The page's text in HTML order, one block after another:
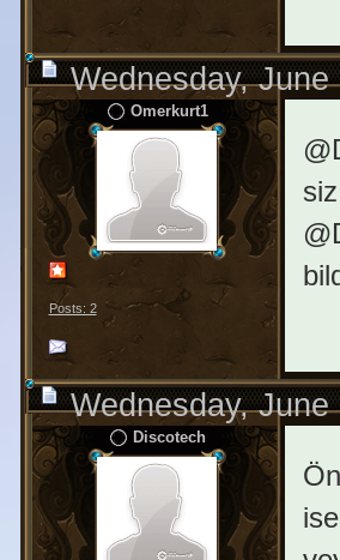
Wednesday,
Omerkurt1
Posts: 2
Wednesday,
Discotech